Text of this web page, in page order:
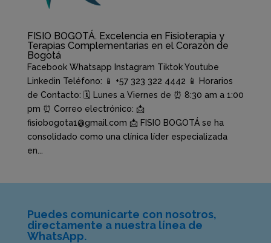
FISIO BOGOTÁ. Excelencia en Fisioterapia y
Terapias Complementarias en el Corazón de
Bogotá
Facebook Whatsapp Instagram Tiktok Youtube
Linkedin Teléfono: 📱 +57 323 322 4442 📱 Horarios
de Contacto: 🗓️ Lunes a Viernes de ⏰ 8:30 am a 1:00
pm ⏰ Correo electrónico: 📩
fisiobogota1@gmail.com 📩 FISIO BOGOTÁ se ha
consolidado como una clínica líder especializada
en...
Puedes comunicarte con nosotros,
directamente a nuestra línea de
WhatsApp.